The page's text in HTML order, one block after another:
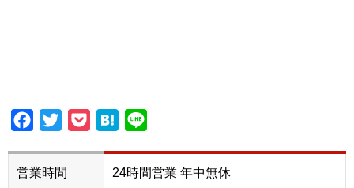
Facebook
Twitter PocketHatena
営業時間 24時間営業 年中無休